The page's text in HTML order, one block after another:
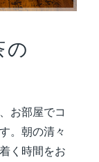
の
お部屋でコ
。朝の清々
く時間をお